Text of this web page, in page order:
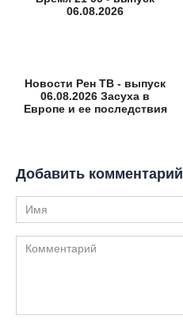
06.08.2026
Новости Рен ТВ - выпуск
06.08.2026 Засуха в
Европе и ее последствия
Добавить комментарий
Имя
Комментарий